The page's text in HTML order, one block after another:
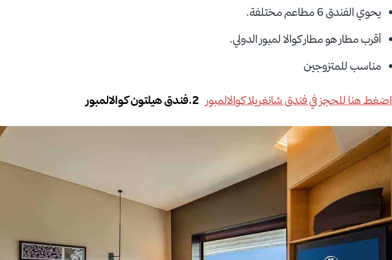
يحوي الفندق 6 مطاعم مختلفة.
أقرب مطار هو مطار كوالا لمبور الدولي.
مناسب للمتزوجين
اضغط هنا للحجز في فندق شانغريلا كوالالمبور 2.فندق هيلتون كوالالمبور